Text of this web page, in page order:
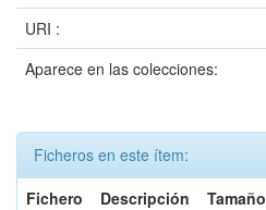
URI :
Aparece en las colecciones:
Ficheros en este ítem:
Fichero
Descripción Tamaño